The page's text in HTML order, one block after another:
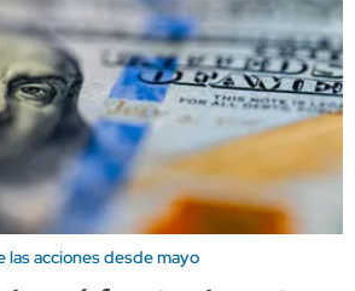
las acciones desde mayo